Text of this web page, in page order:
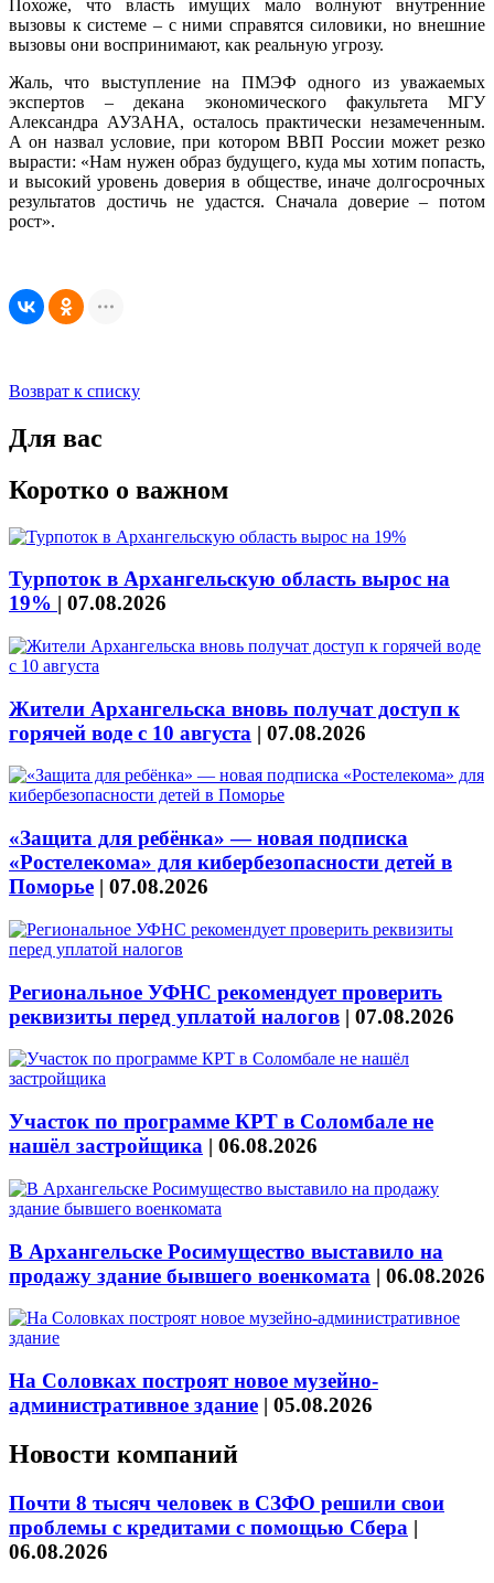
Похоже, что власть имущих мало волнуют внутренние
вызовы к системе – с ними справятся силовики, но внешние
вызовы они воспринимают, как реальную угрозу.
Жаль, что выступление на ПМЭФ одного из уважаемых
экспертов – декана экономического факультета МГУ
Александра АУЗАНА, осталось практически незамеченным.
А он назвал условие, при котором ВВП России может резко
вырасти: «Нам нужен образ будущего, куда мы хотим попасть,
и высокий уровень доверия в обществе, иначе долгосрочных
результатов достичь не удастся. Сначала доверие – потом
рост».
Возврат к списку
Для вас
Коротко о важном
Турпоток в Архангельскую область вырос на
19% | 07.08.2026
Жители Архангельска вновь получат доступ к
горячей воде с 10 августа | 07.08.2026
«Защита для ребёнка» — новая подписка
«Ростелекома» для кибербезопасности детей в
Поморье | 07.08.2026
Региональное УФНС рекомендует проверить
реквизиты перед уплатой налогов | 07.08.2026
Участок по программе КРТ в Соломбале не
нашёл застройщика | 06.08.2026
В Архангельске Росимущество выставило на
продажу здание бывшего военкомата | 06.08.2026
На Соловках построят новое музейно-
административное здание | 05.08.2026
Новости компаний
Почти 8 тысяч человек в СЗФО решили свои
проблемы с кредитами с помощью Сбера |
06.08.2026